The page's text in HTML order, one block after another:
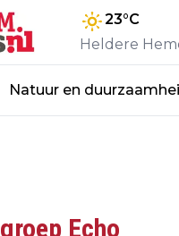
23°C
Heldere
Natuur en
Echo